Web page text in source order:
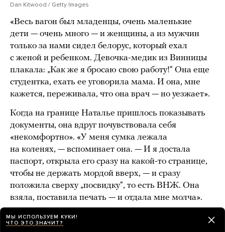
Dan Kitwood / Getty Images
«Весь вагон был младенцы, очень маленькие
дети — очень много — и женщины, а из мужчин
только за нами сидел белорус, который ехал
с женой и ребенком. Девочка-медик из Винницы
плакала: „Как же я бросаю свою работу!“ Она еще
студентка, ехать ее уговорила мама. И она, мне
кажется, переживала, что она врач — но уезжает».
Когда на границе Наталье пришлось показывать
документы, она вдруг почувствовала себя
«некомфортно». «У меня сумка лежала
на коленях, — вспоминает она. — И я достала
паспорт, открыла его сразу на какой-то странице,
чтобы не держать мордой вверх, — и сразу
положила сверху „посвидку“, то есть ВНЖ. Она
взяла, поставила печать — и отдала мне молча».
«И мне как россиянке просто страшно, что
я не смогу туда вернуться, — объясняет Тихонова.
МЫ ИСПОЛЬЗУЕМ КУКИ!
ЧТО ЭТО ЗНАЧИТ?